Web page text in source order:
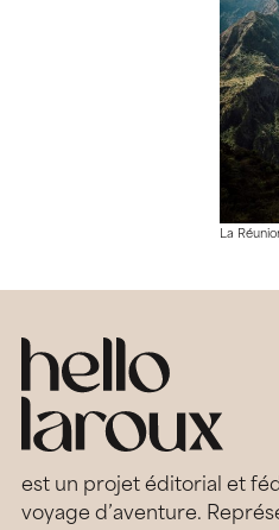
La
est un projet éditorial et
voyage d’aventure.